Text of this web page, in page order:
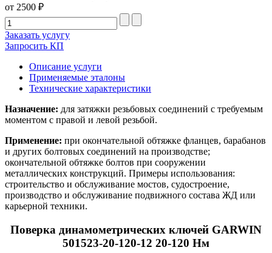
от 2500 ₽
Заказать услугу
Запросить КП
Описание услуги
Применяемые эталоны
Технические характеристики
Назначение: для затяжки резьбовых соединений с требуемым
моментом с правой и левой резьбой.
Применение: при окончательной обтяжке фланцев, барабанов
и других болтовых соединений на производстве;
окончательной обтяжке болтов при сооружении
металлических конструкций. Примеры использования:
строительство и обслуживание мостов, судостроение,
производство и обслуживание подвижного состава ЖД или
карьерной техники.
Поверка динамометрических ключей GARWIN
501523-20-120-12 20-120 Нм